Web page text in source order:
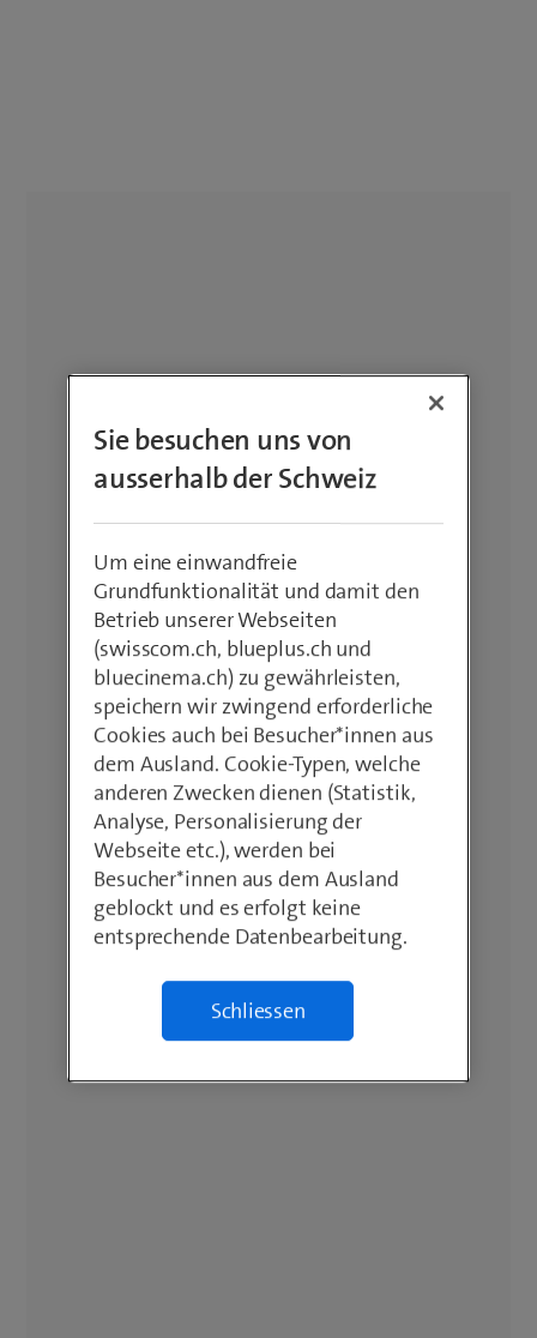
Sie besuchen uns von
ausserhalb der Schweiz
Um eine einwandfreie
Grundfunktionalität und damit den
Betrieb unserer Webseiten
(swisscom.ch, blueplus.ch und
bluecinema.ch) zu gewährleisten,
speichern wir zwingend erforderliche
Cookies auch bei Besucher*innen aus
dem Ausland. Cookie-Typen, welche
anderen Zwecken dienen (Statistik,
Analyse, Personalisierung der
Webseite etc.), werden bei
Besucher*innen aus dem Ausland
geblockt und es erfolgt keine
entsprechende Datenbearbeitung.
Schliessen